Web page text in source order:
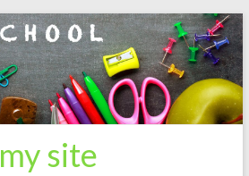
my site